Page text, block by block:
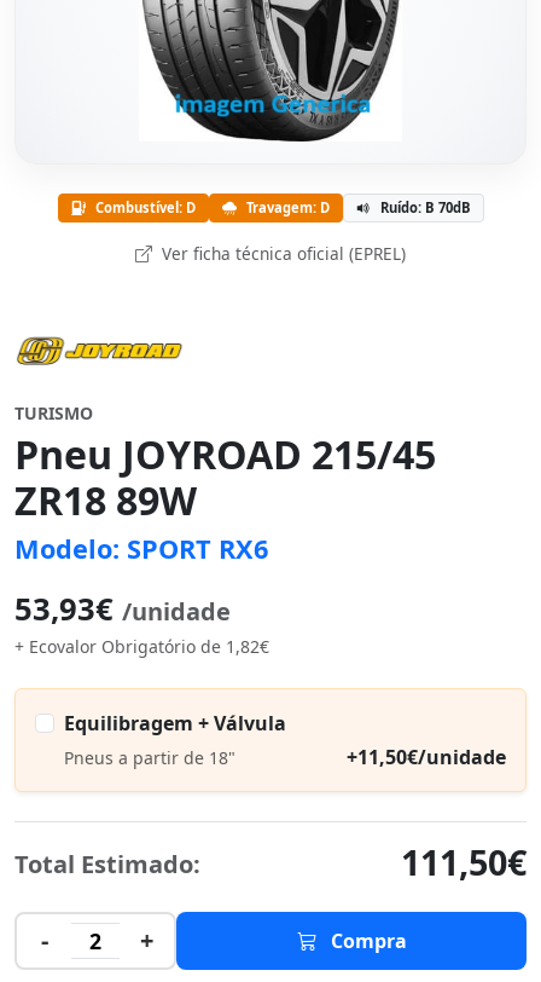
Combustível: D Travagem: D Ruído: B 70dB
Ver ficha técnica oficial (EPREL)
TURISMO
Pneu JOYROAD 215/45
ZR18 89W
Modelo: SPORT RX6
53,93€ /unidade
+ Ecovalor Obrigatório de 1,82€
Equilibragem + Válvula
Pneus a partir de 18" +11,50€/unidade
Total Estimado: 111,50€
- 2 + Compra